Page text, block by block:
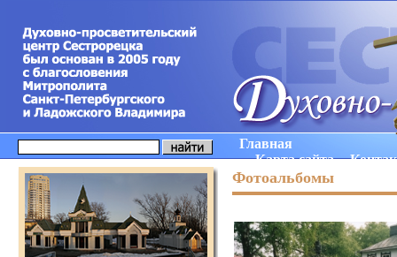
Главная
Карта сайта
Фотоальбомы